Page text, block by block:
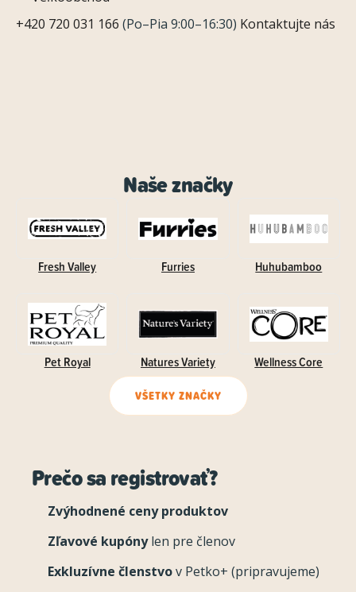
+420 720 031 166 (Po–Pia 9:00–16:30) Kontaktujte nás
Naše značky
Fresh Valley Furries Huhubamboo
Pet Royal Natures Variety Wellness Core
VŠETKY ZNAČKY
Prečo sa registrovať?
Zvýhodnené ceny produktov
Zľavové kupónylen pre členov
Exkluzívne členstvov Petko+ (pripravujeme)